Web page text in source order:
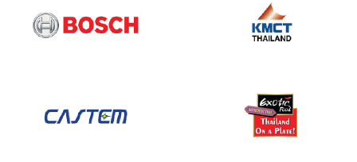
ไม่ใช่เอกสารที่มีไว้เพื่อวางบนชั้น แต่เป็นแนวทางความ
ปลอดภัยที่ผู้ผลิตออกแบบมาโดยอิงจากการทดสอบและ
ประสบการณ์จริง การปฏิบัติตามคู่มืออย่างเคร่งครัดจึง
วิธีการจอดและจัดเก็บรถกระเช้าถ้าไม่แน่ใจ อย่าคาดเดา
เพราะรถกระเช้าไม่ใช่พื้นที่สำหรับการลองของ ความมั่นใจที่
ไม่ได้มาจากความรู้ อาจกลายเป็นความเสี่ยงโดยไม่รู้
การรับทราบหลักสูตรจากกระทรวงการอุดมศึกษา
วิทยาศาสตร์ วิจัยและนวัตกรรมจำนวนหน่วยกิตวิชาชีพ
ตรีสาขาอาชีวอนามัยและความปลอดภัยให้กองความ
ปลอดภัยแรงงาน กรมสวัสดิการและคุ้มครองแรงงานและ
กรณีมีการยกเลิก ปรับปรุง หรือเปลี่ยนแปลง หรือเกี่ยวกับ